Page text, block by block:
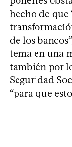
hecho de que
de los
tema en una
también por
Seguridad
“para que